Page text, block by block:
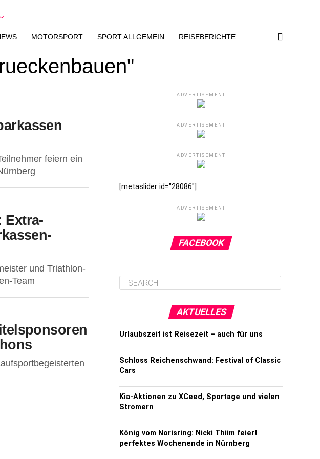
MOTORSPORT SPORT ALLGEMEIN REISEBERICHTE
feiern ein
Extra-
und Triathlon-
Team
ADVERTISEMENT
ADVERTISEMENT
ADVERTISEMENT
[metaslider id="28086"]
ADVERTISEMENT
FACEBOOK
AKTUELLES
Urlaubszeit ist Reisezeit – auch für uns
Schloss Reichenschwand: Festival of Classic
Cars
Kia-Aktionen zu XCeed, Sportage und vielen
Stromern
König vom Norisring: Nicki Thiim feiert
perfektes Wochenende in Nürnberg